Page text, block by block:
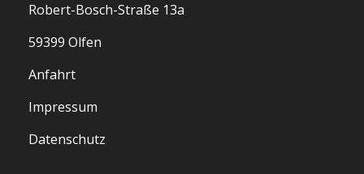
Robert-Bosch-Straße 13a
59399 Olfen
Anfahrt
Impressum
Datenschutz